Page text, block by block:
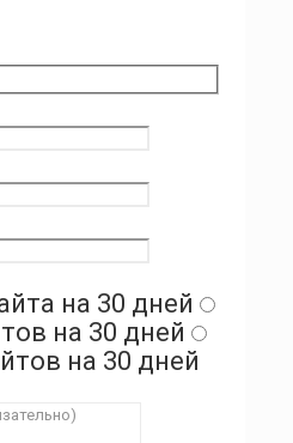
на 30 дней
на 30 дней
на 30 дней